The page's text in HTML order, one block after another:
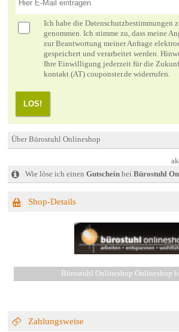
Ich habe die Datenschutzbestimmungen
genommen. Ich stimme zu, dass meine
zur Beantwortung meiner Anfrage
gespeichert und verarbeitet werden.
Ihre Einwilligung jederzeit für die
kontakt (AT) couponster.de widerrufen.
LOS!
Über Bürostuhl Onlineshop
Wie löse ich einen Gutscheinbei Bürostuhl
Shop-Details
Bürostuhl Onlineshop Onlineshop
Zahlungsweise